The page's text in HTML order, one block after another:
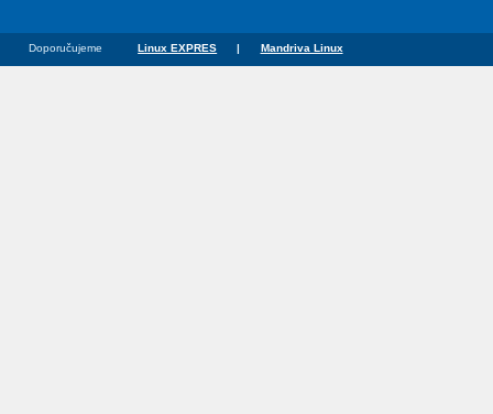
Doporučujeme Linux EXPRES Mandriva Linux